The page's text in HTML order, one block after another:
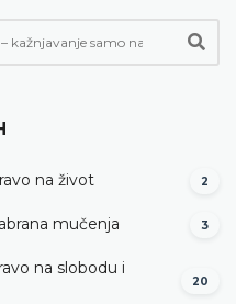
na život 2
mučenja 3
na slobodu i
20